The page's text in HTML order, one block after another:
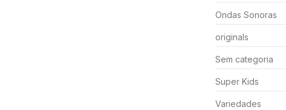
Ondas Sonoras
originals
Sem categoria
Super Kids
Variedades